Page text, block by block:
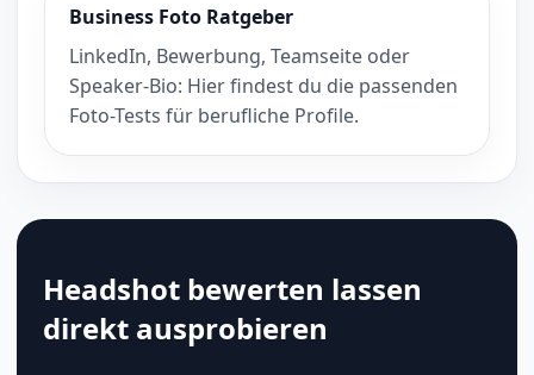
Business Foto Ratgeber
LinkedIn, Bewerbung, Teamseite oder
Speaker-Bio: Hier findest du die passenden
Foto-Tests für berufliche Profile.
Headshot bewerten lassen
direkt ausprobieren